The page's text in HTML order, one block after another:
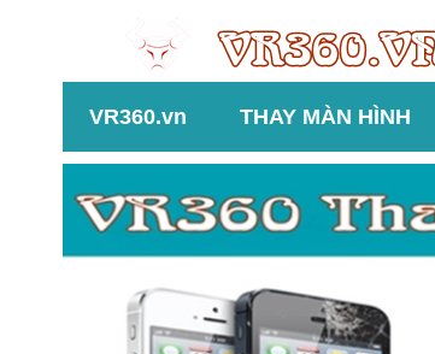
VR360.vn THAY MÀN HÌNH